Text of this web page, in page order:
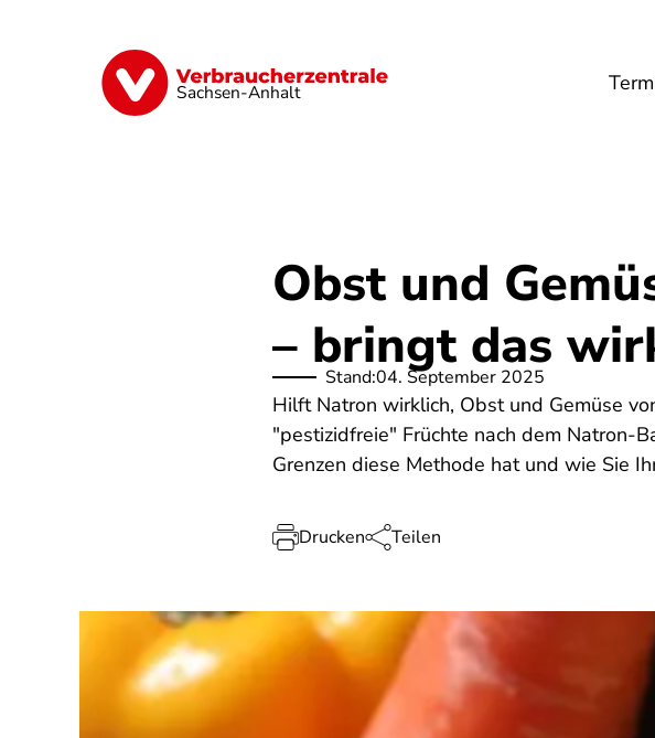
Sachsen-Anhalt
Finanzen Digitales Lebensmittel
Obst und
– bringt das
Stand:04. September 2025
Hilft Natron wirklich, Obst und Gemüse
"pestizidfreie" Früchte nach dem Natron-
Grenzen diese Methode hat und wie Sie
Drucken Teilen